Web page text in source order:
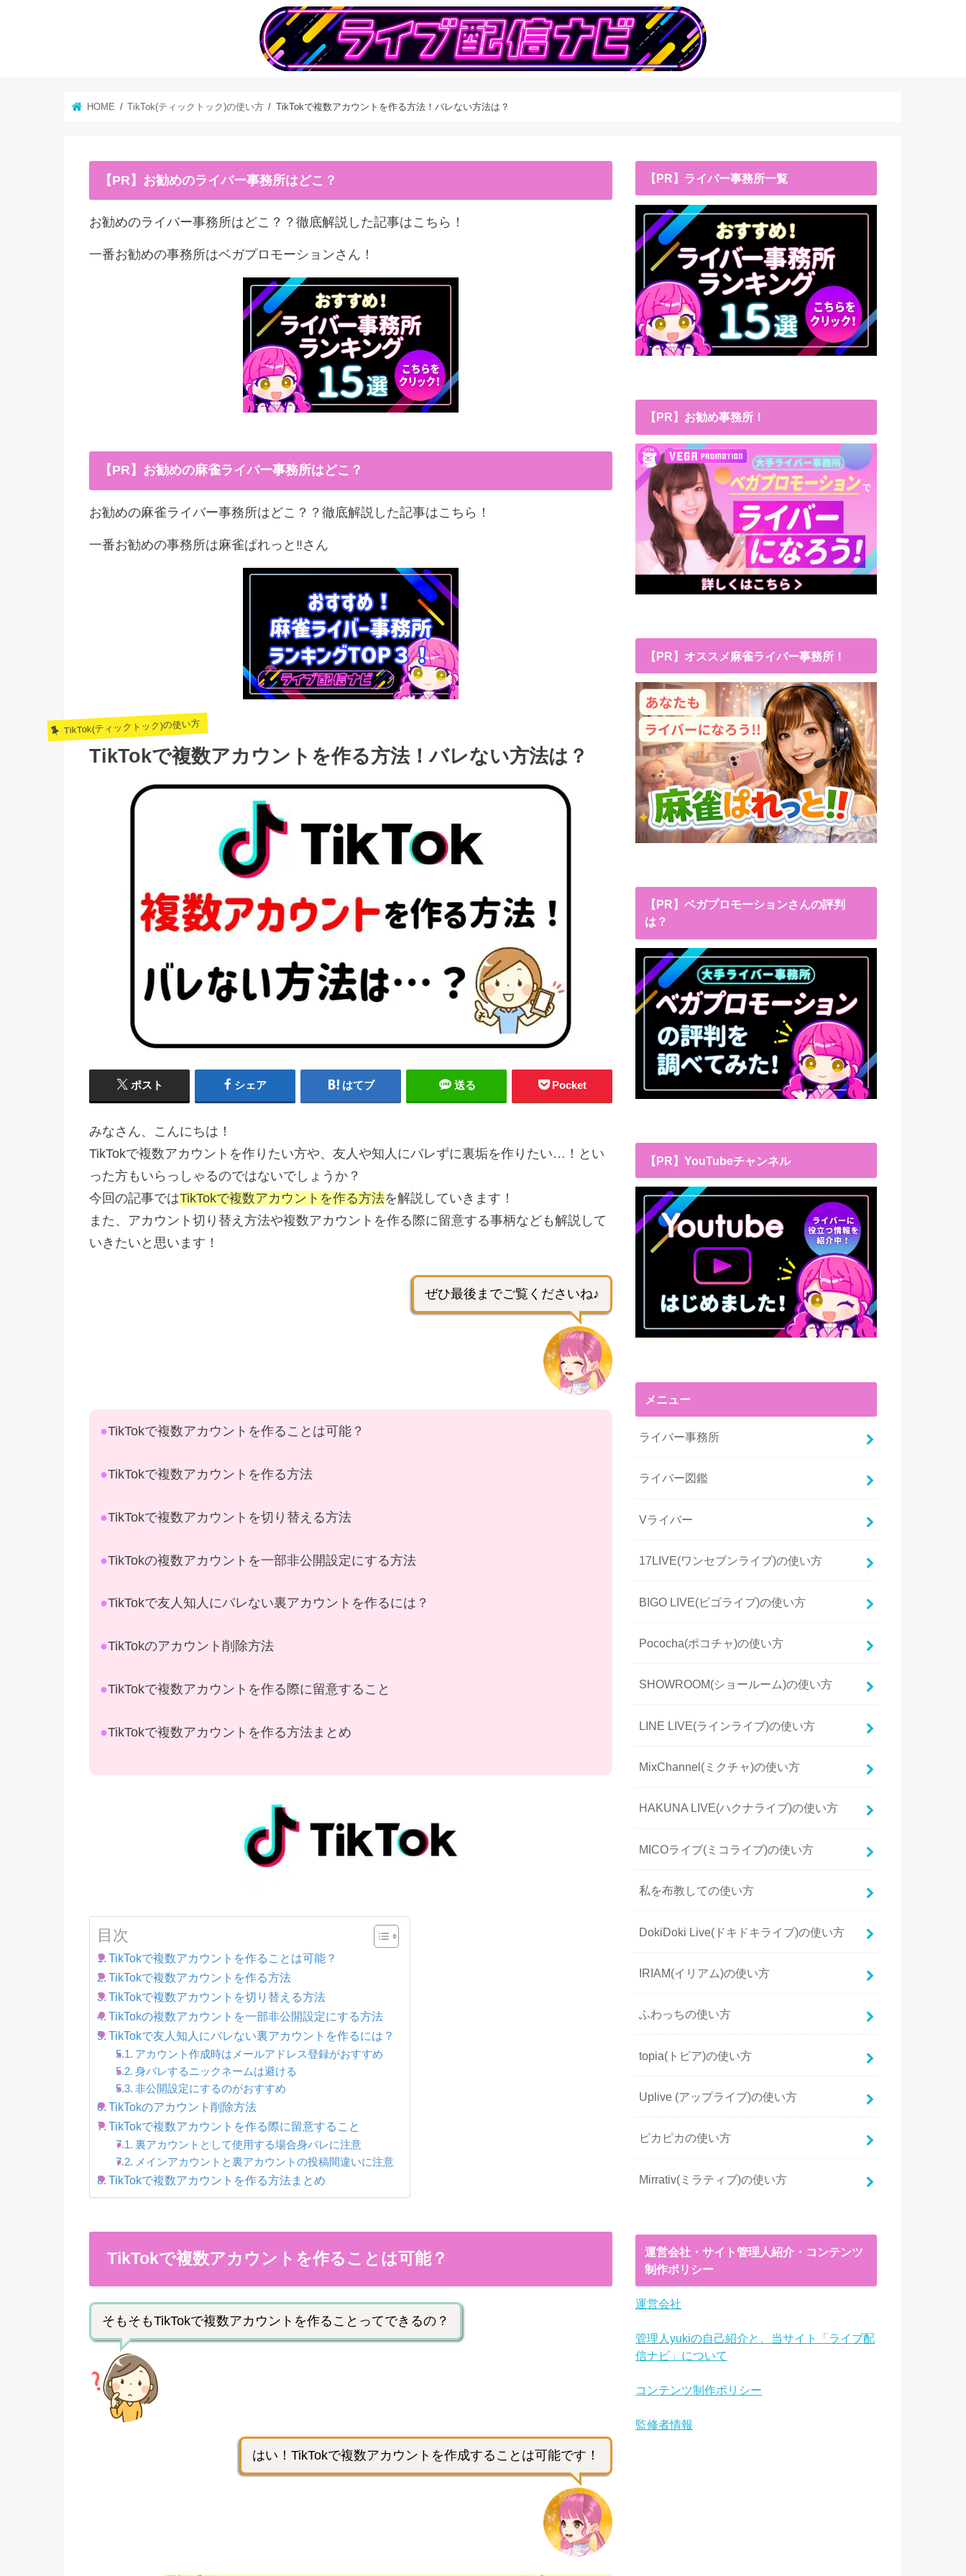
HOME TikTok(ティックトック)の使い方 TikTokで複数アカウントを作る方法！バレない方法は？
【PR】お勧めのライバー事務所はどこ？
お勧めのライバー事務所はどこ？？徹底解説した記事はこちら！
一番お勧めの事務所はベガプロモーションさん！
【PR】お勧めの麻雀ライバー事務所はどこ？
お勧めの麻雀ライバー事務所はどこ？？徹底解説した記事はこちら！
一番お勧めの事務所は麻雀ぱれっと‼︎さん
TikTok(ティックトック)の使い方
TikTokで複数アカウントを作る方法！バレない方法は？
ポスト シェア はてブ 送る Pocket
みなさん、こんにちは！
TikTokで複数アカウントを作りたい方や、友人や知人にバレずに裏垢を作りたい…！とい
った方もいらっしゃるのではないでしょうか？
今回の記事ではTikTokで複数アカウントを作る方法を解説していきます！
また、アカウント切り替え方法や複数アカウントを作る際に留意する事柄なども解説して
いきたいと思います！
ぜひ最後までご覧くださいね♪
●TikTokで複数アカウントを作ることは可能？
●TikTokで複数アカウントを作る方法
●TikTokで複数アカウントを切り替える方法
●TikTokの複数アカウントを一部非公開設定にする方法
●TikTokで友人知人にバレない裏アカウントを作るには？
●TikTokのアカウント削除方法
●TikTokで複数アカウントを作る際に留意すること
●TikTokで複数アカウントを作る方法まとめ
目次
TikTokで複数アカウントを作ることは可能？
TikTokで複数アカウントを作る方法
TikTokで複数アカウントを切り替える方法
TikTokの複数アカウントを一部非公開設定にする方法
TikTokで友人知人にバレない裏アカウントを作るには？
アカウント作成時はメールアドレス登録がおすすめ
身バレするニックネームは避ける
非公開設定にするのがおすすめ
TikTokのアカウント削除方法
TikTokで複数アカウントを作る際に留意すること
裏アカウントとして使用する場合身バレに注意
メインアカウントと裏アカウントの投稿間違いに注意
TikTokで複数アカウントを作る方法まとめ
TikTokで複数アカウントを作ることは可能？
そもそもTikTokで複数アカウントを作ることってできるの？
はい！TikTokで複数アカウントを作成することは可能です！
【PR】ライバー事務所一覧
【PR】お勧め事務所！
【PR】オススメ麻雀ライバー事務所！
【PR】ベガプロモーションさんの評判
は？
【PR】YouTubeチャンネル
メニュー
ライバー事務所
ライバー図鑑
Vライバー
17LIVE(ワンセブンライブ)の使い方
BIGO LIVE(ビゴライブ)の使い方
Pococha(ポコチャ)の使い方
SHOWROOM(ショールーム)の使い方
LINE LIVE(ラインライブ)の使い方
MixChannel(ミクチャ)の使い方
HAKUNA LIVE(ハクナライブ)の使い方
MICOライブ(ミコライブ)の使い方
私を布教しての使い方
DokiDoki Live(ドキドキライブ)の使い方
IRIAM(イリアム)の使い方
ふわっちの使い方
topia(トピア)の使い方
Uplive (アップライブ)の使い方
ピカピカの使い方
Mirrativ(ミラティブ)の使い方
運営会社・サイト管理人紹介・コンテンツ
制作ポリシー
運営会社
管理人yukiの自己紹介と、当サイト「ライブ配
信ナビ」について
コンテンツ制作ポリシー
監修者情報